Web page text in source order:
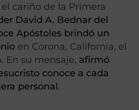
cariño de la Primera
David A. Bednar del
Apóstoles brindó un
en Corona, California, el
En su mensaje, afirmó
conoce a cada
personal.